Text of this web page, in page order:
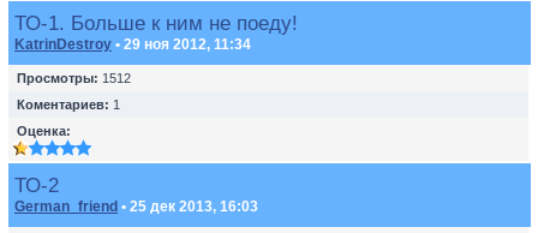
ТО-1. Больше к ним не поеду!
KatrinDestroy • 29 ноя 2012, 11:34
Просмотры: 1512
Коментариев: 1
Оценка:
ТО-2
German_friend • 25 дек 2013, 16:03